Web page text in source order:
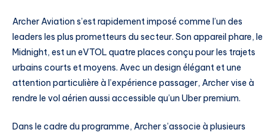
Archer Aviation s’est rapidement imposé comme l’un des
leaders les plus prometteurs du secteur. Son appareil phare, le
Midnight, est un eVTOL quatre places conçu pour les trajets
urbains courts et moyens. Avec un design élégant et une
attention particulière à l’expérience passager, Archer vise à
rendre le vol aérien aussi accessible qu’un Uber premium.
Dans le cadre du programme, Archer s’associe à plusieurs